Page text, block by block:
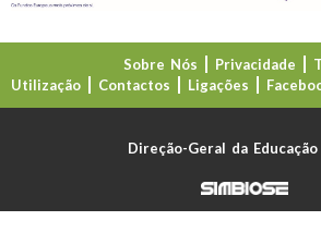
Sobre Nós Privacidade
Utilização
Contactos Ligações
Direção-Geral da Educação